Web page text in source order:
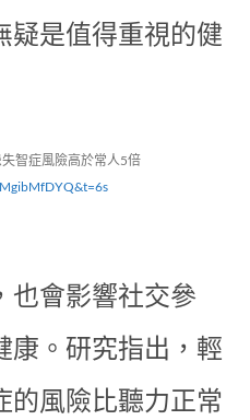
疑是值得重視的健
智症風險高於常人5倍
也會影響社交參
康。研究指出，輕
的風險比聽力正常